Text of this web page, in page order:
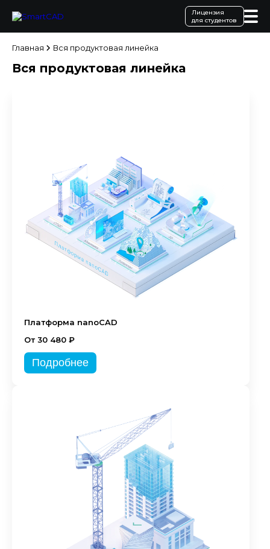
Лицензия
для студентов
Главная Вся продуктовая линейка
Вся продуктовая линейка
Платформа nanoCAD
От 30 480 ₽
Подробнее